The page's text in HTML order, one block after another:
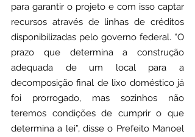
para garantir o projeto e com isso captar
recursos através de linhas de créditos
disponibilizadas pelo governo federal. “O
prazo que determina a construção
adequada de um local para a
decomposição final de lixo doméstico já
foi prorrogado, mas sozinhos não
teremos condições de cumprir o que
determina a lei”, disse o Prefeito Manoel